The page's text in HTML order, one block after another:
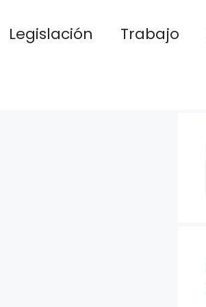
Legislación Trabajo